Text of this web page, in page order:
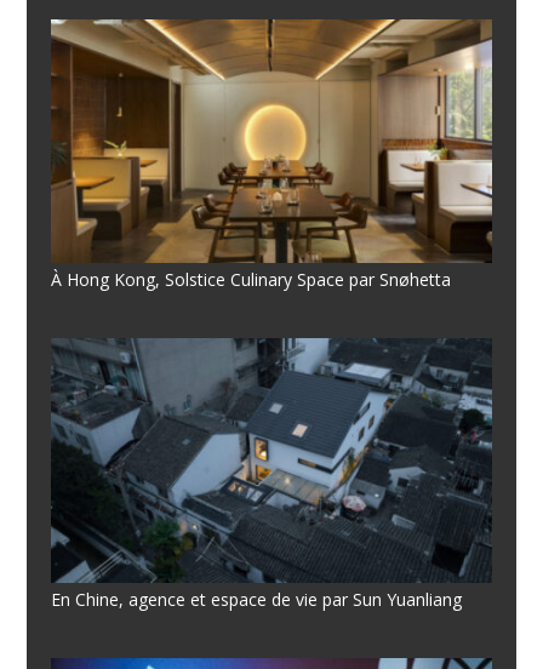
À Hong Kong, Solstice Culinary Space par Snøhetta
En Chine, agence et espace de vie par Sun Yuanliang